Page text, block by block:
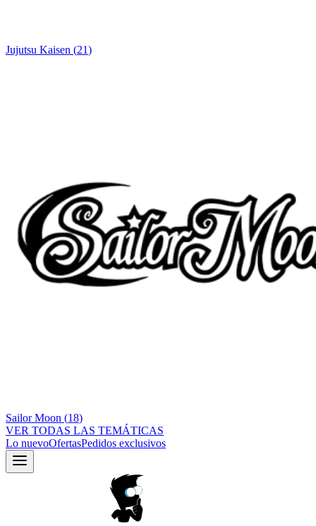
Jujutsu Kaisen (21)
Sailor Moon (18)
VER TODAS LAS TEMÁTICAS
Lo nuevoOfertasPedidos exclusivos